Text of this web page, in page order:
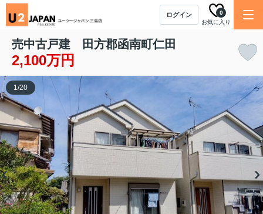
ログイン
お気に入り
0
売中古戸建 田方郡函南町仁田
2,100万円
1/20